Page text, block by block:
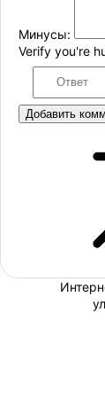
Минусы:
Verify you're
Добавить